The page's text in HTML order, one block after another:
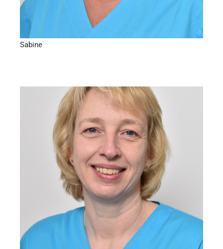
Sabine
Behandlungsassistenz